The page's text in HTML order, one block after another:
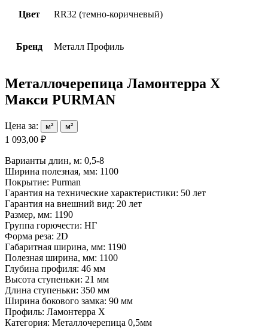
Цвет RR32 (темно-коричневый)
Бренд Металл Профиль
Металлочерепица Ламонтерра X
Макси PURMAN
Цена за: м² м²
1 093,00 ₽
Варианты длин, м: 0,5-8
Ширина полезная, мм: 1100
Покрытие: Purman
Гарантия на технические характеристики: 50 лет
Гарантия на внешний вид: 20 лет
Размер, мм: 1190
Группа горючести: НГ
Форма реза: 2D
Габаритная ширина, мм: 1190
Полезная ширина, мм: 1100
Глубина профиля: 46 мм
Высота ступеньки: 21 мм
Длина ступеньки: 350 мм
Ширина бокового замка: 90 мм
Профиль: Ламонтерра X
Категория: Металлочерепица 0,5мм